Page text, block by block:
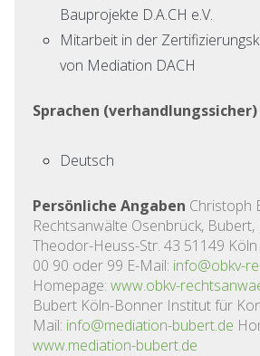
Bauprojekte D.A.CH e.V.
Mitarbeit in der
von Mediation DACH
Sprachen (verhandlungssicher)
Deutsch
Persönliche Angaben Christoph
Rechtsanwälte Osenbrück, Bubert,
Theodor-Heuss-Str. 43 51149 Köln
00 90 oder 99 E-Mail: info@obkv-
Homepage: www.obkv-
Bubert Köln-Bonner Institut für
Mail: info@mediation-bubert.de
www.mediation-bubert.de